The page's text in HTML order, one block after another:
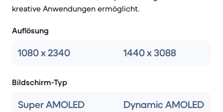
kreative Anwendungen ermöglicht.
Auflösung
1080 x 2340 1440 x 3088
Bildschirm-Typ
Super AMOLED
Dynamic AMOLED